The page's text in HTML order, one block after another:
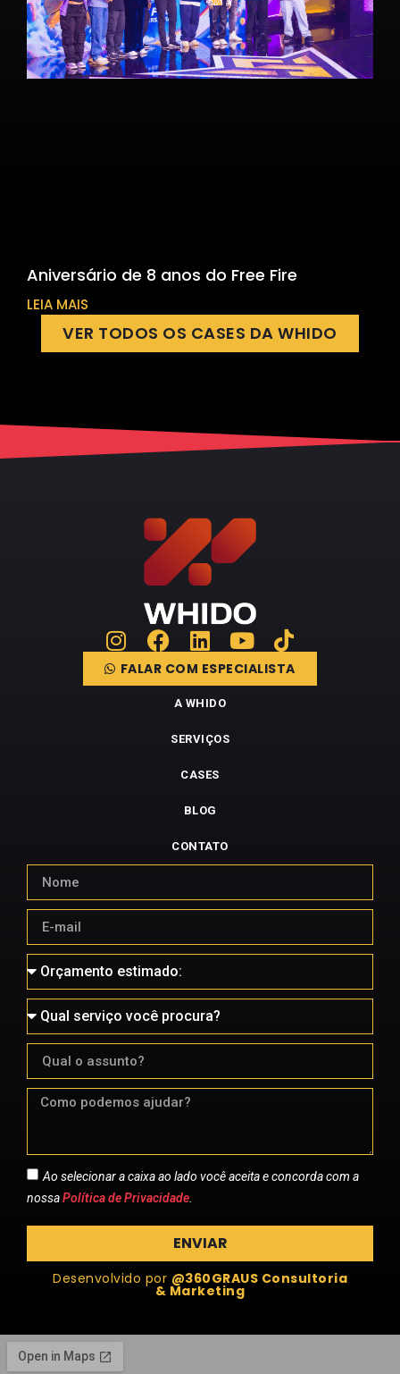
Aniversário de 8 anos do Free Fire
LEIA MAIS
VER TODOS OS CASES DA WHIDO
FALAR COM ESPECIALISTA
A WHIDO
SERVIÇOS
CASES
BLOG
CONTATO
Ao selecionar a caixa ao lado você aceita e concorda com a
nossaPolítica de Privacidade
ENVIAR
Desenvolvido por @360GRAUS Consultoria
& Marketing